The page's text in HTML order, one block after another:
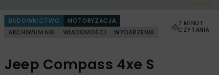
< Cofnij
BUDOWNICTWO
MOTORYZACJA
ARCHIWUM NBI
WIADOMOŚCI WYDARZENIA
7 MINUT
CZYTANIA
Jeep Compass 4xe S